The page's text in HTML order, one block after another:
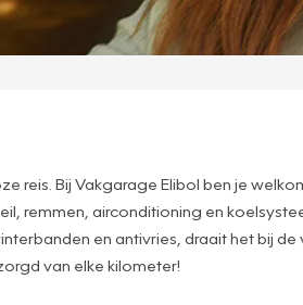
reis. Bij Vakgarage Elibol ben je
remmen, airconditioning en
en antivries, draait het bij
van elke kilometer!